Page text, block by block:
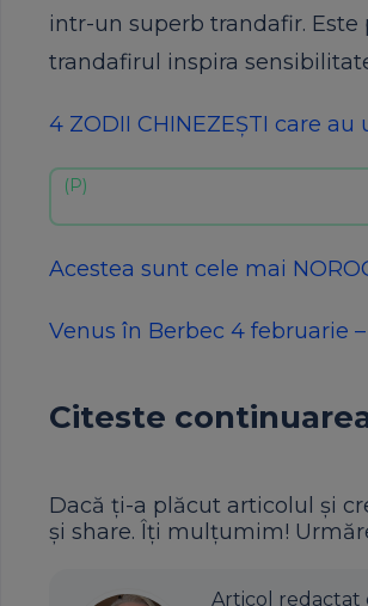
intr-un superb trandafir.
trandafirul inspira
4 ZODII CHINEZEȘTI care au
Acestea sunt cele mai
Venus în Berbec 4 februarie
Citeste
Dacă ți-a plăcut articolul și
și share. Îți mulțumim!
Articol redactat